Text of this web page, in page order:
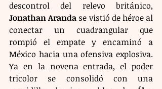
Jonathan Aranda se vistió de héroe al
conectar un cuadrangular que
rompió el empate y encaminó a
México hacia una ofensiva explosiva.
Ya en la novena entrada, el poder
tricolor se consolidó con una